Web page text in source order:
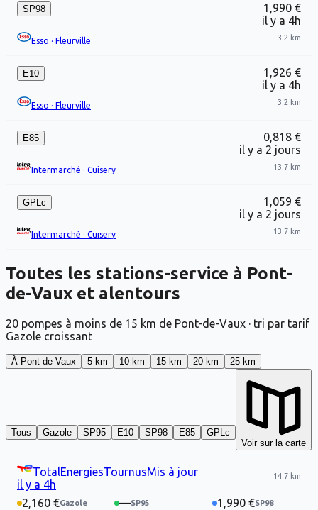
SP98
1,990 €
il y a 4h
Esso · Fleurville 3.2 km
E10
1,926 €
il y a 4h
Esso · Fleurville 3.2 km
E85
0,818 €
il y a 2 jours
Intermarché · Cuisery 13.7 km
GPLc
1,059 €
il y a 2 jours
Intermarché · Cuisery 13.7 km
Toutes les stations-service à Pont-
de-Vaux et alentours
20 pompes à moins de 15 km de Pont-de-Vaux · tri par tarif
Gazole croissant
À Pont-de-Vaux 5 km 10 km 15 km 20 km 25 km
Tous Gazole SP95 E10 SP98 E85
GPLc
Voir sur la carte
TotalEnergiesTournusMis à jour
il y a 4h
14.7 km
2,160 € —
1,990 €